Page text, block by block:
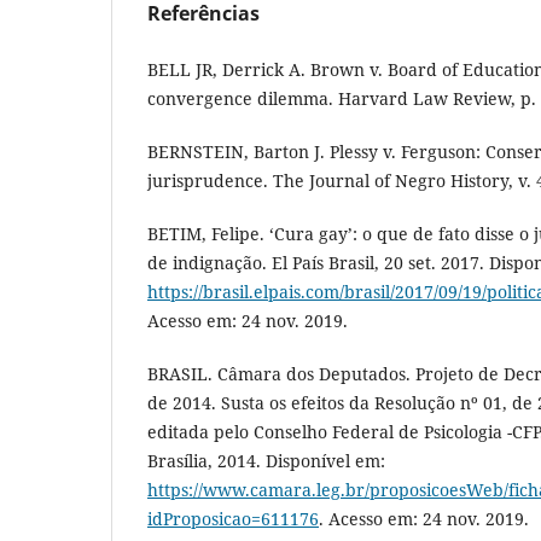
Referências
BELL JR, Derrick A. Brown v. Board of
convergence dilemma. Harvard Law Review, p.
BERNSTEIN, Barton J. Plessy v. Ferguson:
jurisprudence. The Journal of Negro History, v.
BETIM, Felipe. ‘Cura gay’: o que de fato disse
de indignação. El País Brasil, 20 set. 2017.
https://brasil.elpais.com/brasil/2017/09/19/
Acesso em: 24 nov. 2019.
BRASIL. Câmara dos Deputados. Projeto de
de 2014. Susta os efeitos da Resolução nº 01,
editada pelo Conselho Federal de Psicologia -
Brasília, 2014. Disponível em:
https://www.camara.leg.br/proposicoesWeb/
idProposicao=611176. Acesso em: 24 nov. 2019.